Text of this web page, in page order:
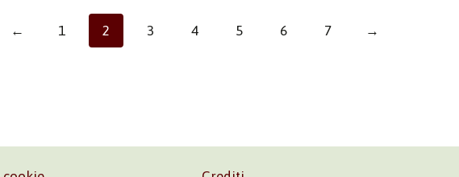
← 1 2 3 4 5 6 7 →